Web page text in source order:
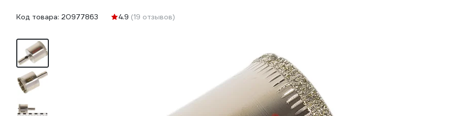
Код товара: 20977863 4.9 (19 отзывов)